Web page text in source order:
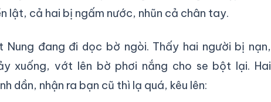
lật, cả hai bị ngấm nước, nhũn cả chân tay.
Nung đang đi dọc bờ ngòi. Thấy hai người bị nạn,
xuống, vớt lên bờ phơi nắng cho se bột lại. Hai
dần, nhận ra bạn cũ thì lạ quá, kêu lên: